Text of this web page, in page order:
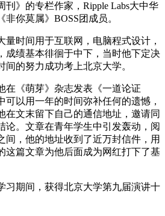
刊》的专栏作家，Ripple Labs大中华
你莫属》BOSS团成员。
量时间用于互联网，电脑程式设计，
成绩基本徘徊于中下，当时他下定决
的努力成功考上北京大学。
在《萌芽》杂志发表《一道论证
可以用一年的时间弥补任何的遗憾，
在文末留下自己的通信地址，邀请同
论。文章在青年学生中引发轰动，阅
间，他的地址收到了近万封信件，用
这篇文章为他后面成为网红打下了基
习期间，获得北京大学第九届演讲十